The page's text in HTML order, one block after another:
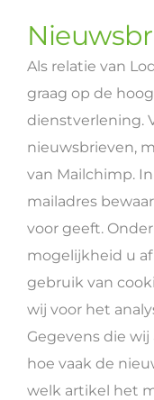
Als relatie van
graag op de
dienstverlening.
nieuwsbrieven,
van Mailchimp.
mailadres
voor geeft.
mogelijkheid u
gebruik van
wij voor het
Gegevens die
hoe vaak de
welk artikel het